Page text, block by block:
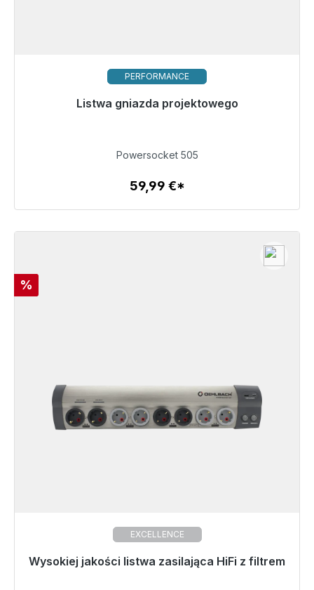
PERFORMANCE
Listwa gniazda projektowego
Gotowy do natychmiastowej wysyłki, czas dostawy
59,99 €
Szczegóły
Powersocket 505
59,99 €*
Rabat
%
EXCELLENCE
Wysokiej jakości listwa zasilająca HiFi z filtrem
Gotowy do natychmiastowej wysyłki, czas dostawy